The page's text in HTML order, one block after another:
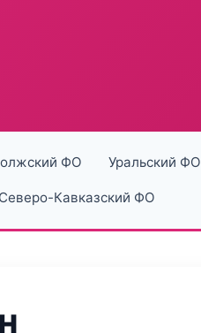
ФО Уральский ФО
Северо-Кавказский ФО